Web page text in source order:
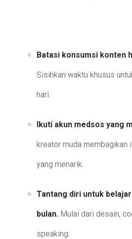
Batasi konsumsi konten
Sisihkan waktu khusus
hari.
Ikuti akun medsos yang
kreator muda membagikan
yang menarik.
Tantang diri untuk
bulan.Mulai dari desain,
speaking.